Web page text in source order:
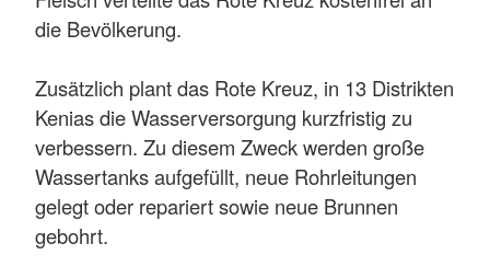
die Bevölkerung.
Zusätzlich plant das Rote Kreuz, in 13 Distrikten
Kenias die Wasserversorgung kurzfristig zu
verbessern. Zu diesem Zweck werden große
Wassertanks aufgefüllt, neue Rohrleitungen
gelegt oder repariert sowie neue Brunnen
gebohrt.